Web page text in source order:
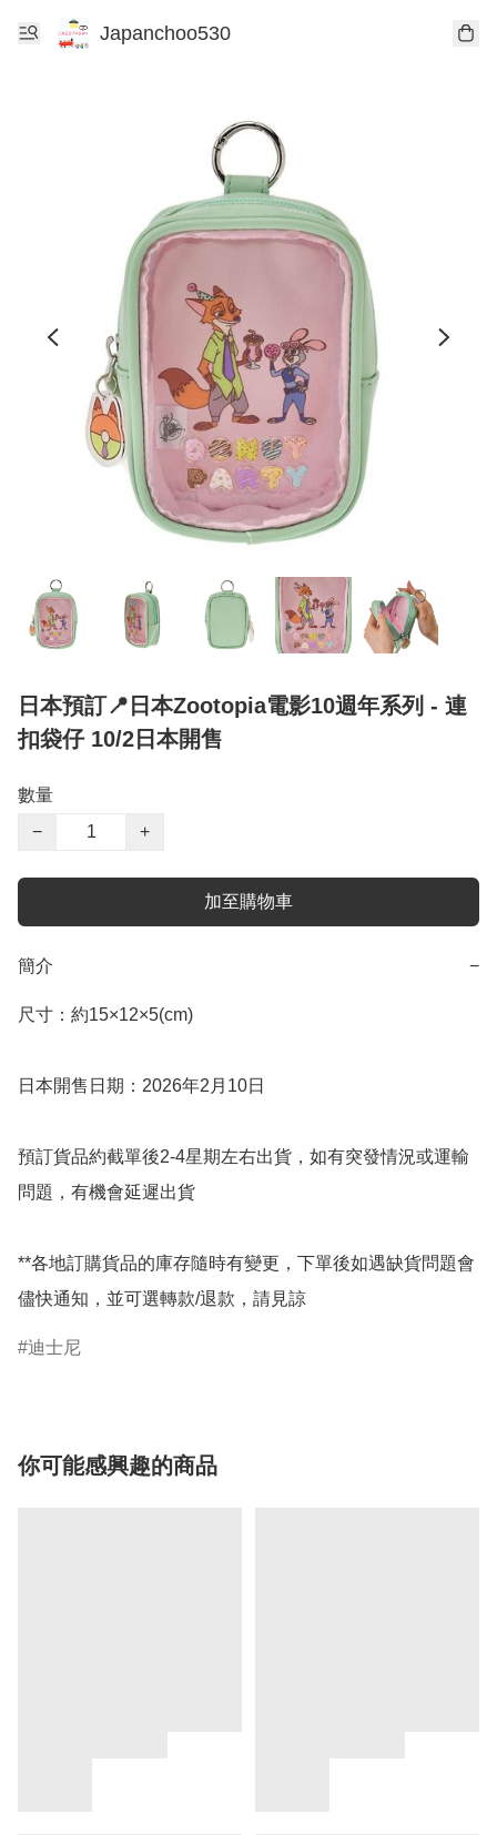
Japanchoo530
日本預訂📍日本Zootopia電影10週年系列 - 連
扣袋仔 10/2日本開售
數量
−
+
加至購物車
簡介 −
尺寸：約15×12×5(cm)
日本開售日期：2026年2月10日
預訂貨品約截單後2-4星期左右出貨，如有突發情況或運輸
問題，有機會延遲出貨
**各地訂購貨品的庫存隨時有變更，下單後如遇缺貨問題會
儘快通知，並可選轉款/退款，請見諒
迪士尼
你可能感興趣的商品